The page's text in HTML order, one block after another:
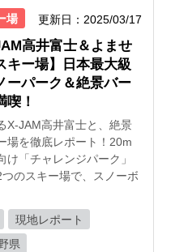
場 更新日：2025/03/17
高井富士＆よませ
キー場】日本最大級
ーパーク＆絶景バー
喫！
X-JAM高井富士と、絶景
場を徹底レポート！20m
「チャレンジパーク」
のスキー場で、スノーボ
現地レポート
県